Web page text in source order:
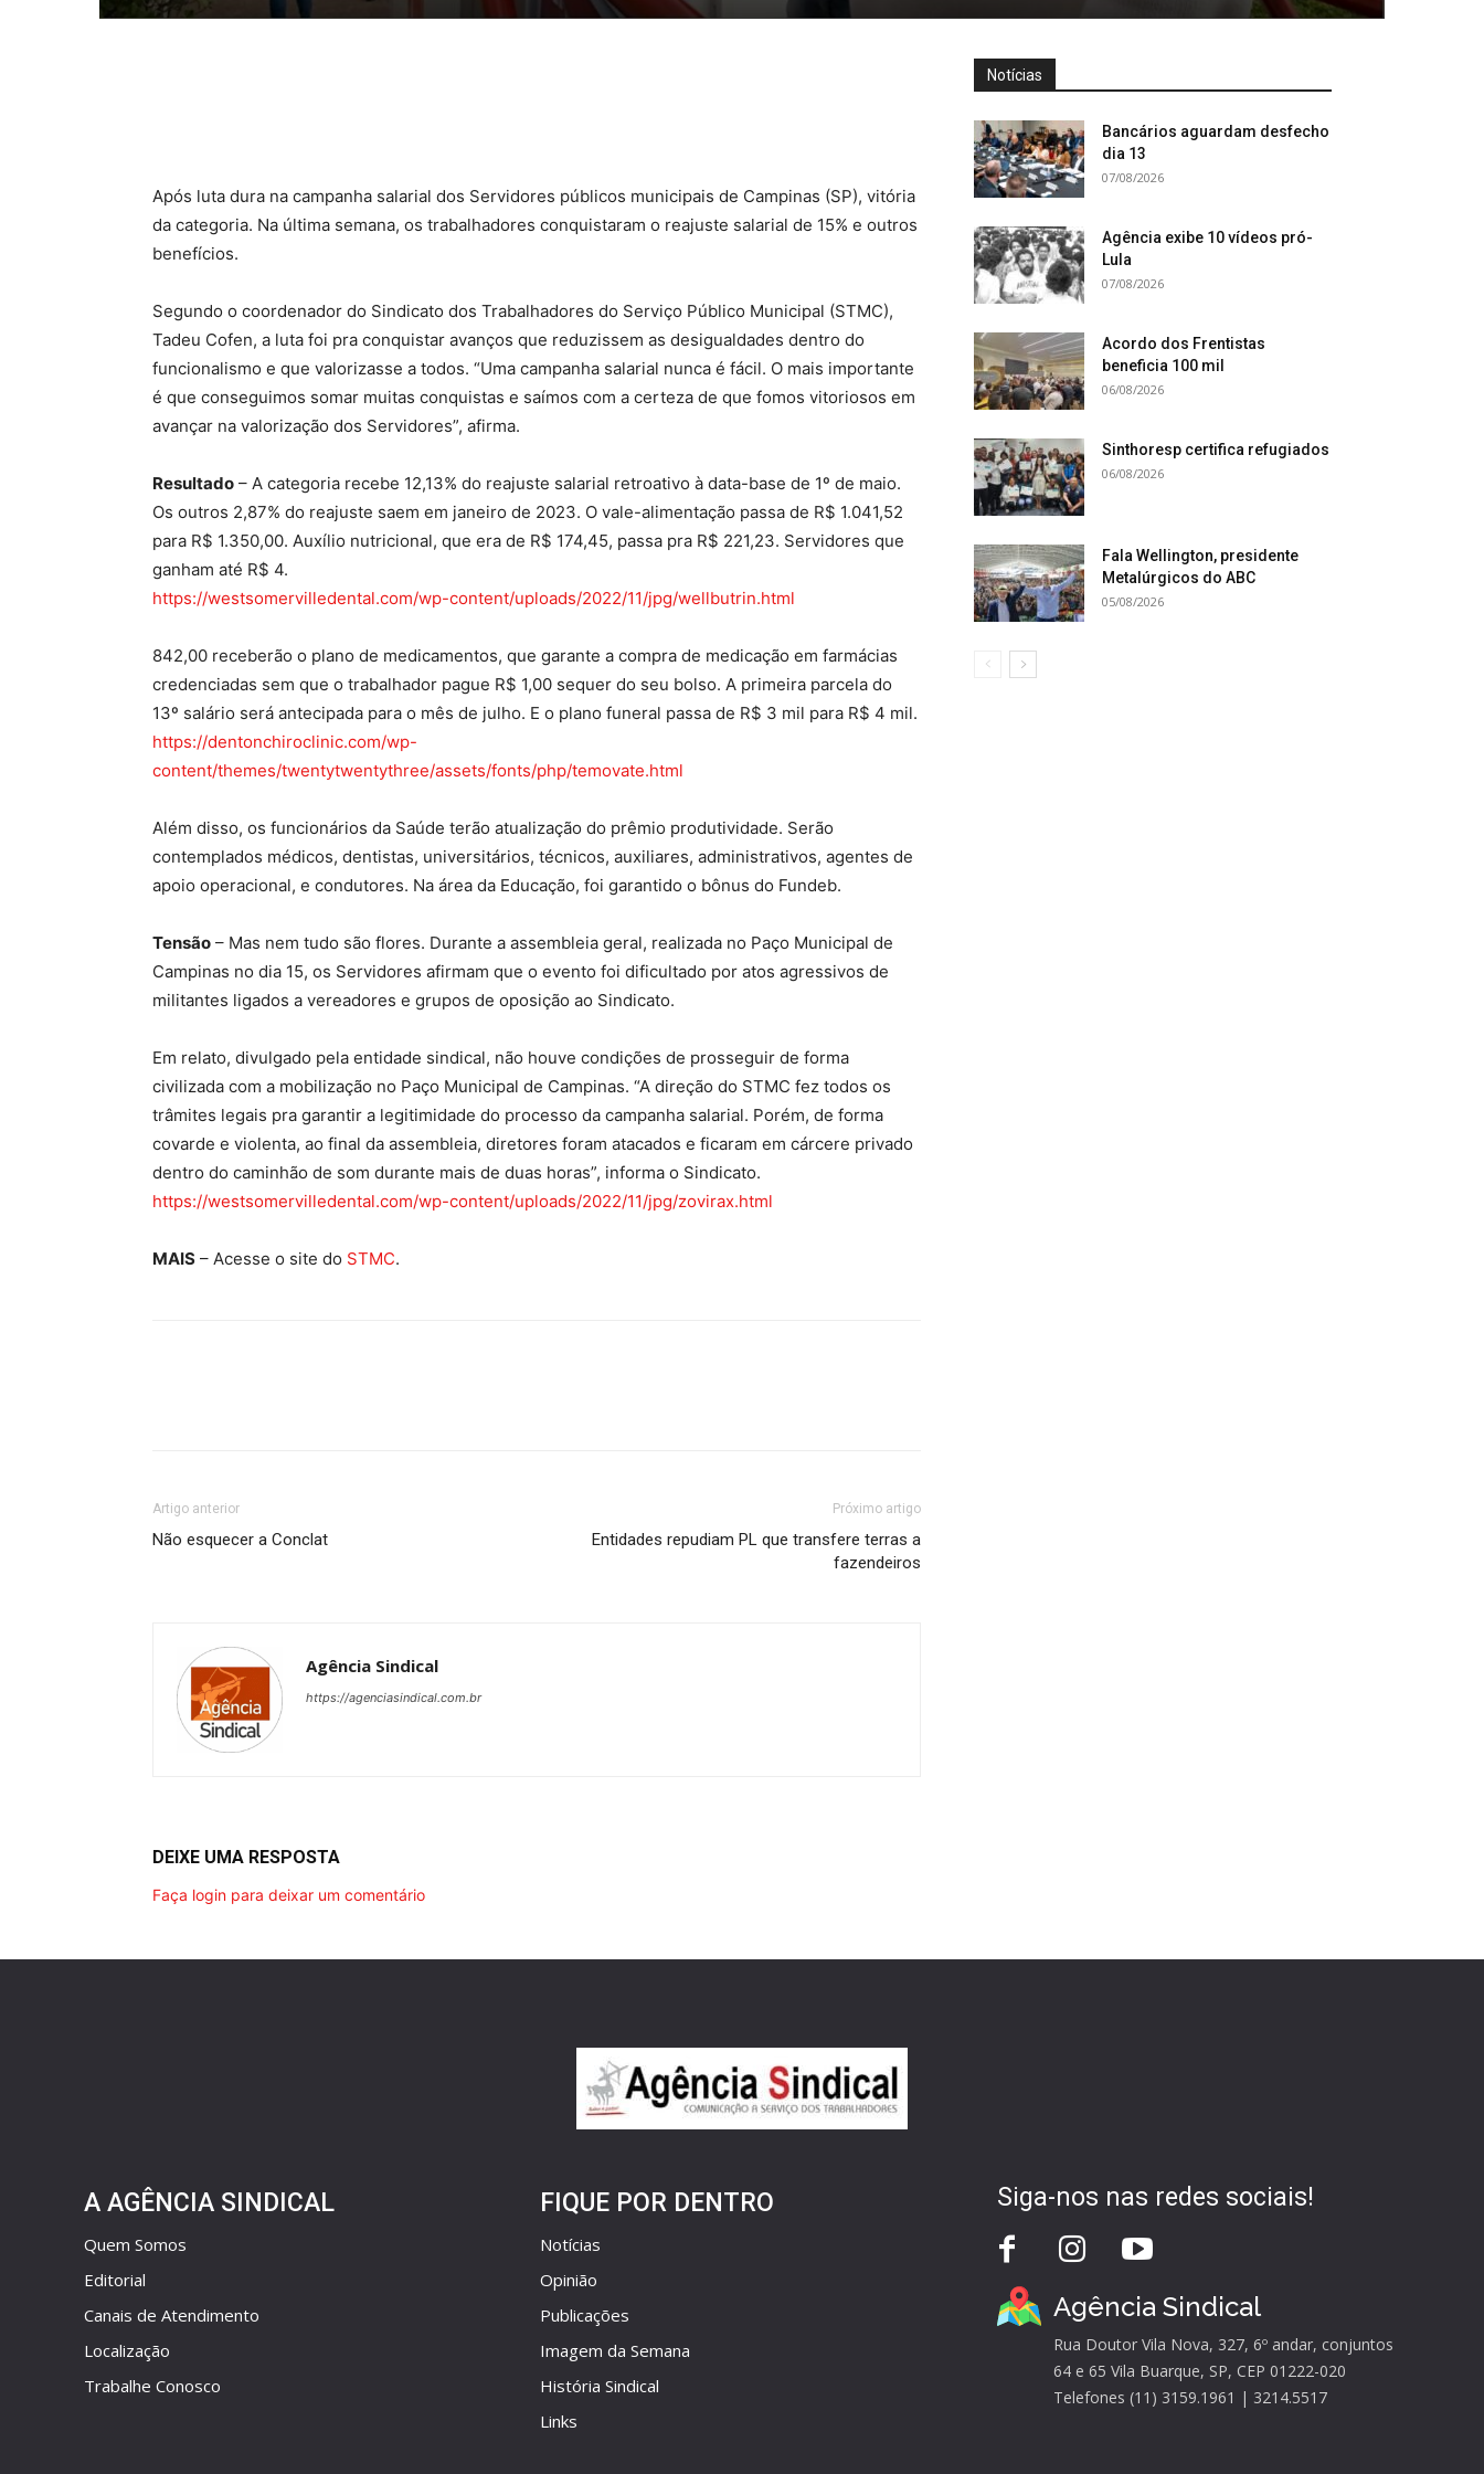
Após luta dura na campanha salarial dos Servidores públicos municipais de Campinas (SP), vitória
da categoria. Na última semana, os trabalhadores conquistaram o reajuste salarial de 15% e outros
benefícios.
Segundo o coordenador do Sindicato dos Trabalhadores do Serviço Público Municipal (STMC),
Tadeu Cofen, a luta foi pra conquistar avanços que reduzissem as desigualdades dentro do
funcionalismo e que valorizasse a todos. “Uma campanha salarial nunca é fácil. O mais importante
é que conseguimos somar muitas conquistas e saímos com a certeza de que fomos vitoriosos em
avançar na valorização dos Servidores”, afirma.
Resultado – A categoria recebe 12,13% do reajuste salarial retroativo à data-base de 1º de maio.
Os outros 2,87% do reajuste saem em janeiro de 2023. O vale-alimentação passa de R$ 1.041,52
para R$ 1.350,00. Auxílio nutricional, que era de R$ 174,45, passa pra R$ 221,23. Servidores que
ganham até R$ 4.
https://westsomervilledental.com/wp-content/uploads/2022/11/jpg/wellbutrin.html
842,00 receberão o plano de medicamentos, que garante a compra de medicação em farmácias
credenciadas sem que o trabalhador pague R$ 1,00 sequer do seu bolso. A primeira parcela do
13º salário será antecipada para o mês de julho. E o plano funeral passa de R$ 3 mil para R$ 4 mil.
https://dentonchiroclinic.com/wp-
content/themes/twentytwentythree/assets/fonts/php/temovate.html
Além disso, os funcionários da Saúde terão atualização do prêmio produtividade. Serão
contemplados médicos, dentistas, universitários, técnicos, auxiliares, administrativos, agentes de
apoio operacional, e condutores. Na área da Educação, foi garantido o bônus do Fundeb.
Tensão – Mas nem tudo são flores. Durante a assembleia geral, realizada no Paço Municipal de
Campinas no dia 15, os Servidores afirmam que o evento foi dificultado por atos agressivos de
militantes ligados a vereadores e grupos de oposição ao Sindicato.
Em relato, divulgado pela entidade sindical, não houve condições de prosseguir de forma
civilizada com a mobilização no Paço Municipal de Campinas. “A direção do STMC fez todos os
trâmites legais pra garantir a legitimidade do processo da campanha salarial. Porém, de forma
covarde e violenta, ao final da assembleia, diretores foram atacados e ficaram em cárcere privado
dentro do caminhão de som durante mais de duas horas”, informa o Sindicato.
https://westsomervilledental.com/wp-content/uploads/2022/11/jpg/zovirax.html
MAIS – Acesse o site do STMC.
Artigo anterior
Não esquecer a Conclat
Próximo artigo
Entidades repudiam PL que transfere terras a
fazendeiros
Agência Sindical
https://agenciasindical.com.br
DEIXE UMA RESPOSTA
Faça login para deixar um comentário
Notícias
Bancários aguardam desfecho
dia 13
07/08/2026
Agência exibe 10 vídeos pró-
Lula
07/08/2026
Acordo dos Frentistas
beneficia 100 mil
06/08/2026
Sinthoresp certifica refugiados
06/08/2026
Fala Wellington, presidente
Metalúrgicos do ABC
05/08/2026
A AGÊNCIA SINDICAL
Quem Somos
Editorial
Canais de Atendimento
Localização
Trabalhe Conosco
FIQUE POR DENTRO
Notícias
Opinião
Publicações
Imagem da Semana
História Sindical
Links
Siga-nos nas redes sociais!
Agência Sindical
Rua Doutor Vila Nova, 327, 6º andar, conjuntos
64 e 65 Vila Buarque, SP, CEP 01222-020
Telefones (11) 3159.1961 | 3214.5517